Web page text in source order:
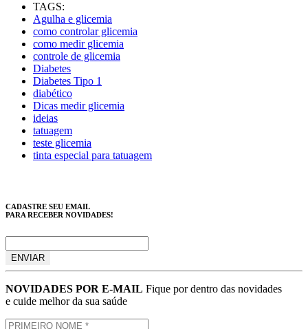
TAGS:
Agulha e glicemia
como controlar glicemia
como medir glicemia
controle de glicemia
Diabetes
Diabetes Tipo 1
diabético
Dicas medir glicemia
ideias
tatuagem
teste glicemia
tinta especial para tatuagem
CADASTRE SEU EMAIL
PARA RECEBER NOVIDADES!
NOVIDADES POR E-MAIL Fique por dentro das novidades
e cuide melhor da sua saúde